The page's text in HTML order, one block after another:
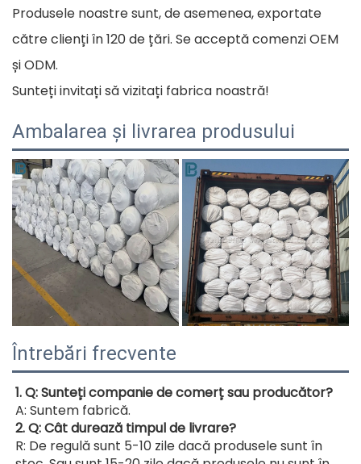
Produsele noastre sunt, de asemenea, exportate
către clienți în 120 de țări. Se acceptă comenzi OEM
și ODM.
Sunteți invitați să vizitați fabrica noastră!
Ambalarea și livrarea produsului
Întrebări frecvente
1. Q: Sunteți companie de comerț sau producător?
A: Suntem fabrică.
2. Q: Cât durează timpul de livrare?
R: De regulă sunt 5-10 zile dacă produsele sunt în